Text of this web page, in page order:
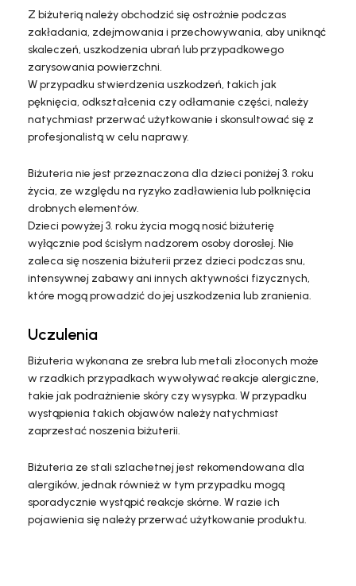
Z biżuterią należy obchodzić się ostrożnie podczas
zakładania, zdejmowania i przechowywania, aby uniknąć
skaleczeń, uszkodzenia ubrań lub przypadkowego
zarysowania powierzchni.
W przypadku stwierdzenia uszkodzeń, takich jak
pęknięcia, odkształcenia czy odłamanie części, należy
natychmiast przerwać użytkowanie i skonsultować się z
profesjonalistą w celu naprawy.
Biżuteria nie jest przeznaczona dla dzieci poniżej 3. roku
życia, ze względu na ryzyko zadławienia lub połknięcia
drobnych elementów.
Dzieci powyżej 3. roku życia mogą nosić biżuterię
wyłącznie pod ścisłym nadzorem osoby dorosłej. Nie
zaleca się noszenia biżuterii przez dzieci podczas snu,
intensywnej zabawy ani innych aktywności fizycznych,
które mogą prowadzić do jej uszkodzenia lub zranienia.
Uczulenia
Biżuteria wykonana ze srebra lub metali złoconych może
w rzadkich przypadkach wywoływać reakcje alergiczne,
takie jak podrażnienie skóry czy wysypka. W przypadku
wystąpienia takich objawów należy natychmiast
zaprzestać noszenia biżuterii.
Biżuteria ze stali szlachetnej jest rekomendowana dla
alergików, jednak również w tym przypadku mogą
sporadycznie wystąpić reakcje skórne. W razie ich
pojawienia się należy przerwać użytkowanie produktu.